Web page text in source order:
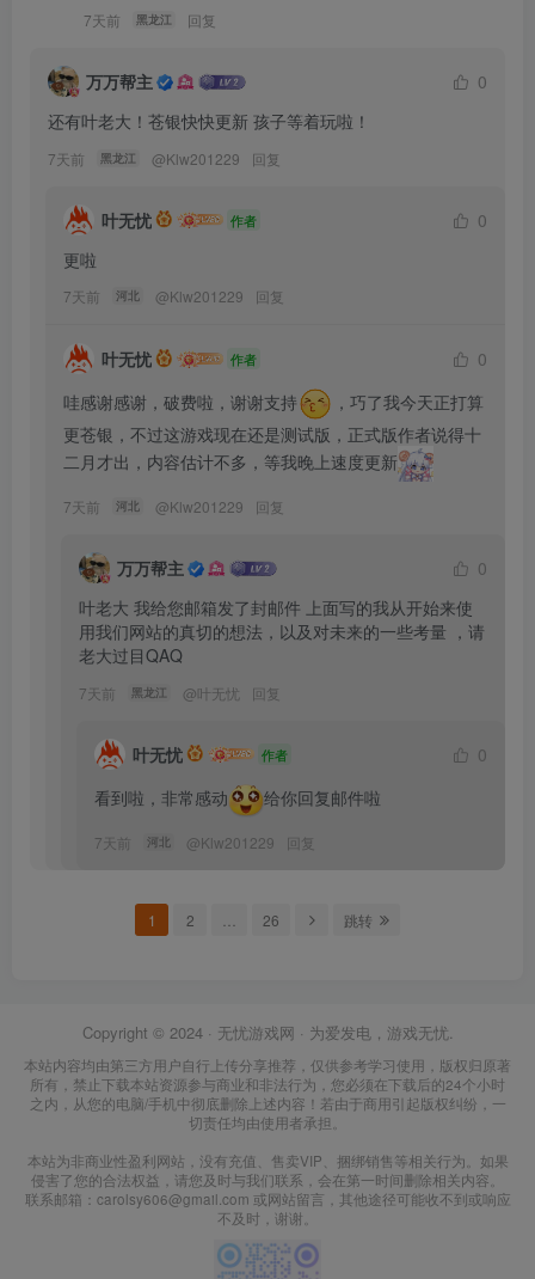
7天前 黑龙江 回复
万万帮主
0
还有叶老大！苍银快快更新 孩子等着玩啦！
7天前 黑龙江 @Klw201229 回复
叶无忧 作者
0
更啦
7天前 河北 @Klw201229 回复
叶无忧 作者
0
哇感谢感谢，破费啦，谢谢支持
，巧了我今天正打算
更苍银，不过这游戏现在还是测试版，正式版作者说得十
二月才出，内容估计不多，等我晚上速度更新
7天前 河北 @Klw201229 回复
万万帮主
0
叶老大 我给您邮箱发了封邮件 上面写的我从开始来使
用我们网站的真切的想法，以及对未来的一些考量 ，请
老大过目QAQ
7天前 黑龙江 @叶无忧 回复
叶无忧 作者
0
看到啦，非常感动
给你回复邮件啦
7天前 河北 @Klw201229 回复
1 2 26 跳转
Copyright © 2024 · 无忧游戏网 · 为爱发电，游戏无忧.
本站内容均由第三方用户自行上传分享推荐，仅供参考学习使用，版权归原著
所有，禁止下载本站资源参与商业和非法行为，您必须在下载后的24个小时
之内，从您的电脑/手机中彻底删除上述内容！若由于商用引起版权纠纷，一
切责任均由使用者承担。
本站为非商业性盈利网站，没有充值、售卖VIP、捆绑销售等相关行为。如果
侵害了您的合法权益，请您及时与我们联系，会在第一时间删除相关内容。
联系邮箱：carolsy606@gmail.com 或网站留言，其他途径可能收不到或响应
不及时，谢谢。